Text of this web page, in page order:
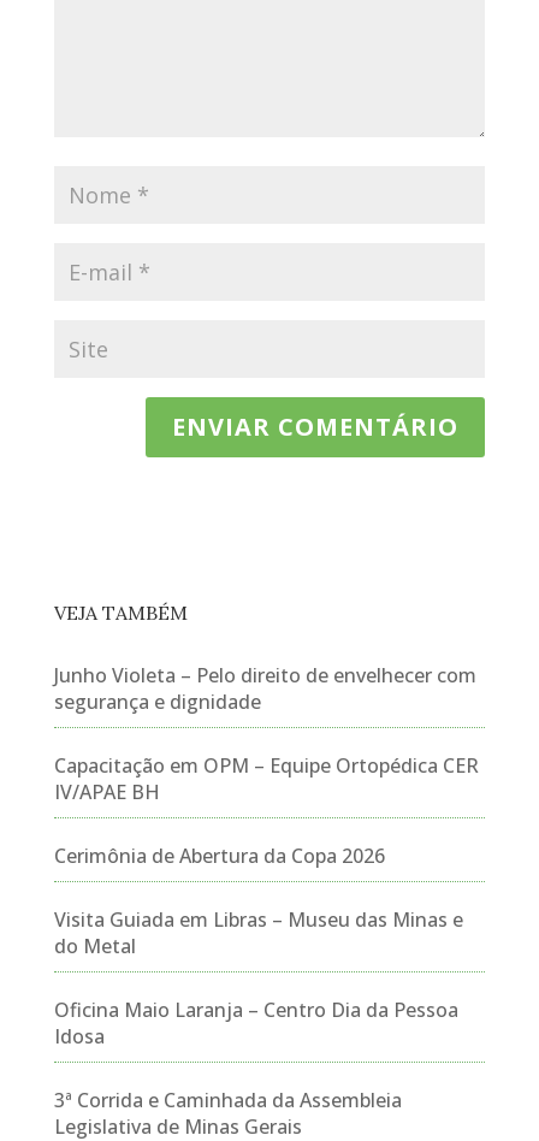
VEJA TAMBÉM
Junho Violeta – Pelo direito de envelhecer com
segurança e dignidade
Capacitação em OPM – Equipe Ortopédica CER
IV/APAE BH
Cerimônia de Abertura da Copa 2026
Visita Guiada em Libras – Museu das Minas e
do Metal
Oficina Maio Laranja – Centro Dia da Pessoa
Idosa
3ª Corrida e Caminhada da Assembleia
Legislativa de Minas Gerais